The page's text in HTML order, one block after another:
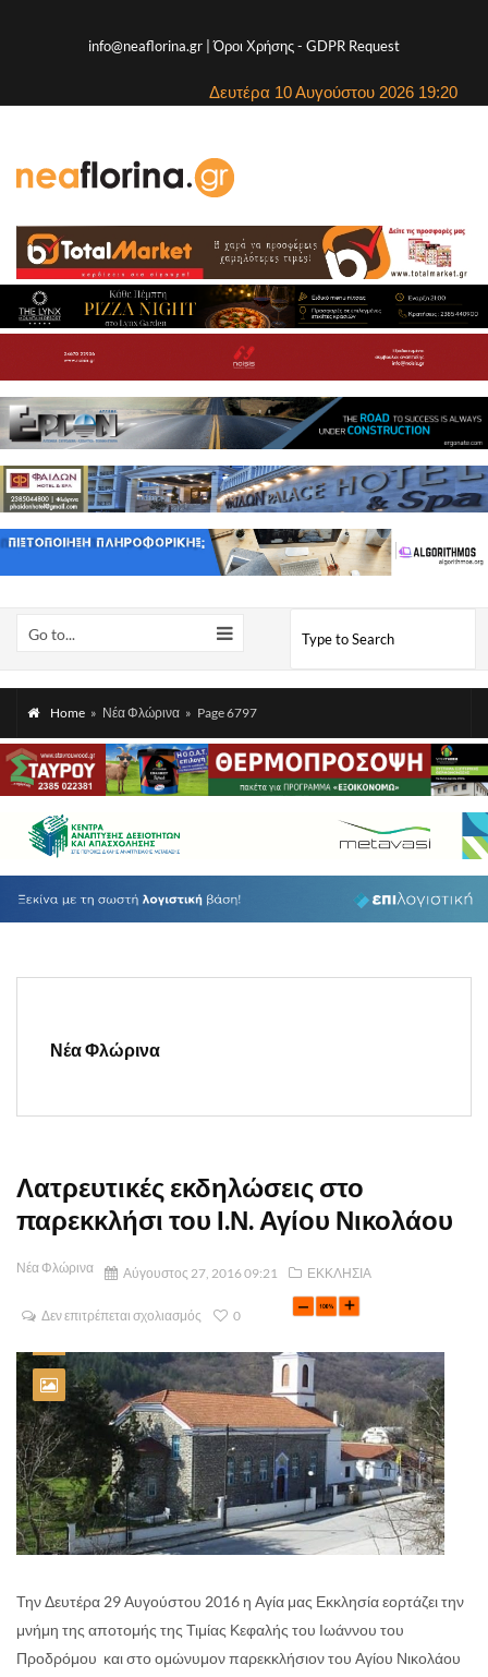
info@neaflorina.gr |Όροι Χρήσης- GDPR Request
Δευτέρα 10 Αυγούστου 2026 19:20
Go to...
Home » Νέα Φλώρινα » Page 6797
Νέα Φλώρινα
Λατρευτικές εκδηλώσεις στο
παρεκκλήσι του Ι.Ν. Αγίου Νικολάου
Νέα Φλώρινα Αύγουστος 27, 2016 09:21 ΕΚΚΛΗΣΙΑ
Δεν επιτρέπεται σχολιασμός 0
Την Δευτέρα 29 Αυγούστου 2016 η Αγία μας Εκκλησία εορτάζει την
μνήμη της αποτομής της Τιμίας Κεφαλής του Ιωάννου του
Προδρόμου και στο ομώνυμον παρεκκλήσιον του Αγίου Νικολάου